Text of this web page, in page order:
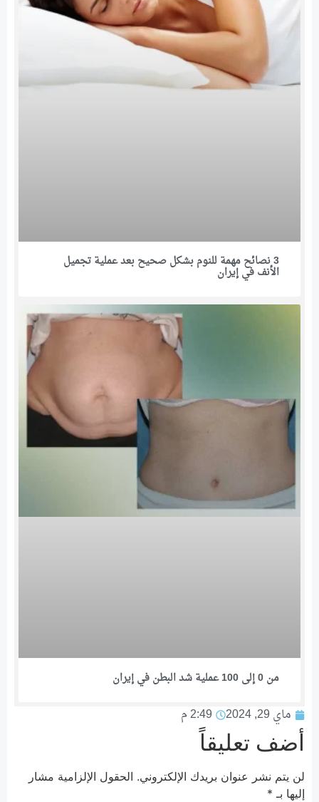
3 نصائح مهمة للنوم بشكل صحيح بعد عملية تجميل
الأنف في إيران
من 0 إلى 100 عملية شد البطن في إيران
ماي 29, 2024 2:49 م
أضف تعليقاً
لن يتم نشر عنوان بريدك الإلكتروني. الحقول الإلزامية مشار
إليها بـ *